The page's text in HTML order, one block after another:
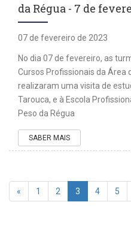
da Régua - 7 de
07 de fevereiro de 2023
No dia 07 de fevereiro, as
Cursos Profissionais da Área
realizaram uma visita de
Tarouca, e à Escola
Peso da Régua
SABER MAIS
« 1 2 3 4 5